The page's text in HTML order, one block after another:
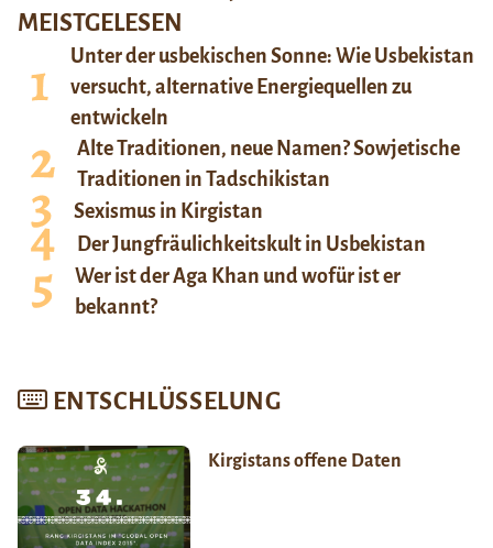
MEISTGELESEN
Unter der usbekischen Sonne: Wie Usbekistan
versucht, alternative Energiequellen zu
entwickeln
Alte Traditionen, neue Namen? Sowjetische
Traditionen in Tadschikistan
Sexismus in Kirgistan
Der Jungfräulichkeitskult in Usbekistan
Wer ist der Aga Khan und wofür ist er
bekannt?
ENTSCHLÜSSELUNG
Kirgistans offene Daten